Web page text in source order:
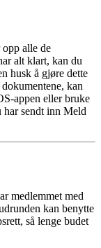
alle de
alt klart, kan du
husk å gjøre dette
kan
appen eller bruke
har sendt inn Meld
medlemmet med
kan benytte
så lenge budet